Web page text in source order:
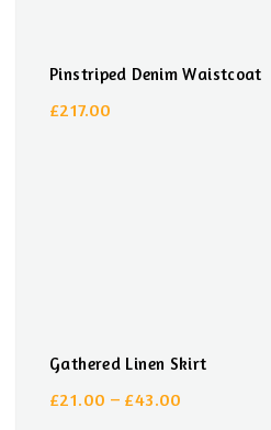
Pinstriped Denim Waistcoat
£217.00
Gathered Linen Skirt
£21.00 – £43.00